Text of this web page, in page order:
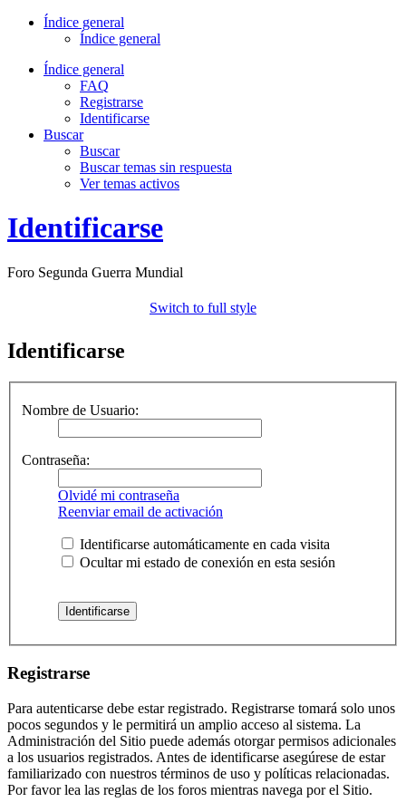
Índice general
Índice general
Índice general
FAQ
Registrarse
Identificarse
Buscar
Buscar
Buscar temas sin respuesta
Ver temas activos
Identificarse
Foro Segunda Guerra Mundial
Switch to full style
Identificarse
Nombre de Usuario:
Contraseña:
Olvidé mi contraseña
Reenviar email de activación
Identificarse automáticamente en cada visita
Ocultar mi estado de conexión en esta sesión
Registrarse
Para autenticarse debe estar registrado. Registrarse tomará solo unos
pocos segundos y le permitirá un amplio acceso al sistema. La
Administración del Sitio puede además otorgar permisos adicionales
a los usuarios registrados. Antes de identificarse asegúrese de estar
familiarizado con nuestros términos de uso y políticas relacionadas.
Por favor lea las reglas de los foros mientras navega por el Sitio.